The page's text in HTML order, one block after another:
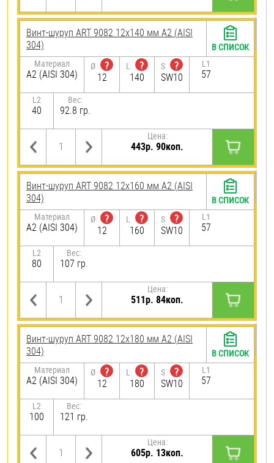
Винт-шуруп ART 9082 12х140 мм А2 (AISI
304)
Материал
А2 (AISI 304)
Ø
?
12
L
?
140
S
?
SW10
L1
57
L2
40
Вес:
92.8 гр.
Цена:
443р. 90коп.
В СПИСОК
Винт-шуруп ART 9082 12х160 мм А2 (AISI
304)
Материал
А2 (AISI 304)
Ø
?
12
L
?
160
S
?
SW10
L1
57
L2
80
Вес:
107 гр.
Цена:
511р. 84коп.
В СПИСОК
Винт-шуруп ART 9082 12х180 мм А2 (AISI
304)
Материал
А2 (AISI 304)
Ø
?
12
L
?
180
S
?
SW10
L1
57
L2
100
Вес:
121 гр.
Цена:
605р. 13коп.
В СПИСОК